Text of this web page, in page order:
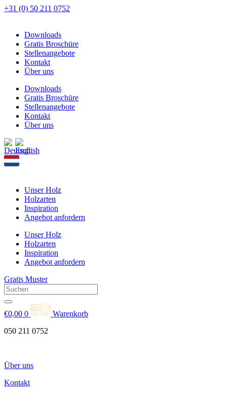
Zum
+31 (0) 50 211 0752
Downloads
Gratis Broschüre
Stellenangebote
Kontakt
Über uns
Downloads
Gratis Broschüre
Stellenangebote
Kontakt
Über uns
Unser Holz
Holzarten
Inspiration
Angebot anfordern
Unser Holz
Holzarten
Inspiration
Angebot anfordern
Gratis Muster
€0,00 0
Warenkorb
050 211 0752
Über uns
Kontakt